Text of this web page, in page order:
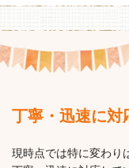
丁寧・迅速に対
現時点では特に変わり